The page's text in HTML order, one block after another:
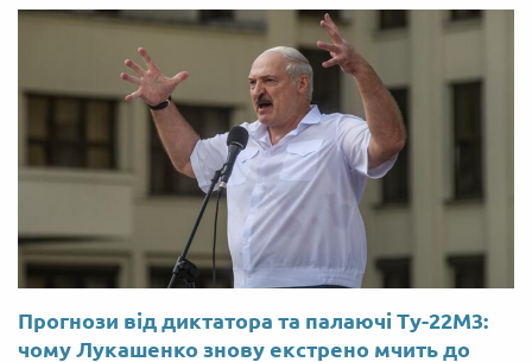
Прогнози від диктатора та палаючі Ту-22М3:
чому Лукашенко знову екстрено мчить до